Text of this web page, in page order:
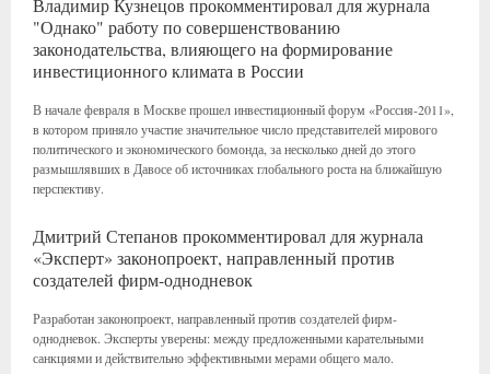
Владимир Кузнецов прокомментировал для журнала
"Однако" работу по совершенствованию
законодательства, влияющего на формирование
инвестиционного климата в России
В начале февраля в Москве прошел инвестиционный форум «Россия-2011»,
в котором приняло участие значительное число представителей мирового
политического и экономического бомонда, за несколько дней до этого
размышлявших в Давосе об источниках глобального роста на ближайшую
перспективу.
Дмитрий Степанов прокомментировал для журнала
«Эксперт» законопроект, направленный против
создателей фирм-однодневок
Разработан законопроект, направленный против создателей фирм-
однодневок. Эксперты уверены: между предложенными карательными
санкциями и действительно эффективными мерами общего мало.